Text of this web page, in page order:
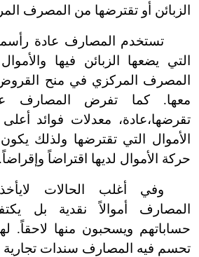
الزبائن أو تقترضها من المصرف
تستخدم المصارف عادة
التي يضعها الزبائن فيها
المصرف المركزي في منح القروض
معها. كما تفرض المصارف
تقرضها،عادة، معدلات فوائد
الأموال التي تقترضها ولذلك
حركة الأموال لديها اقتراضاً وإقراضاً.
وفي أغلب الحالات لا
المصارف أموالاً نقدية بل
حساباتهم ويسحبون منها لاحقاً.
تحسم فيه المصارف سندات تجارية